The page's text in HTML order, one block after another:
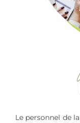
Le personnel de